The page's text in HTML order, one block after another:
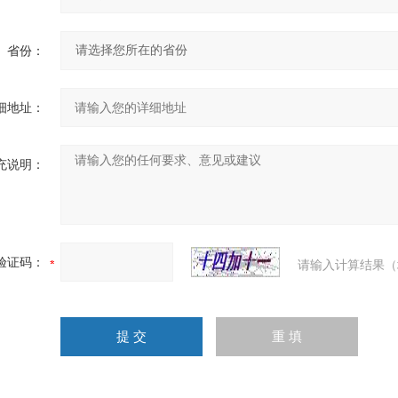
省份：
地址：
说明：
证码： 请输入计算结果